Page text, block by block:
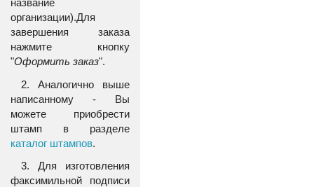
название
организации).Для
завершения заказа
нажмите кнопку
"Оформить заказ".
2. Аналогично выше
написанному - Вы
можете приобрести
штамп в разделе
каталог штампов.
3. Для изготовления
факсимильной подписи